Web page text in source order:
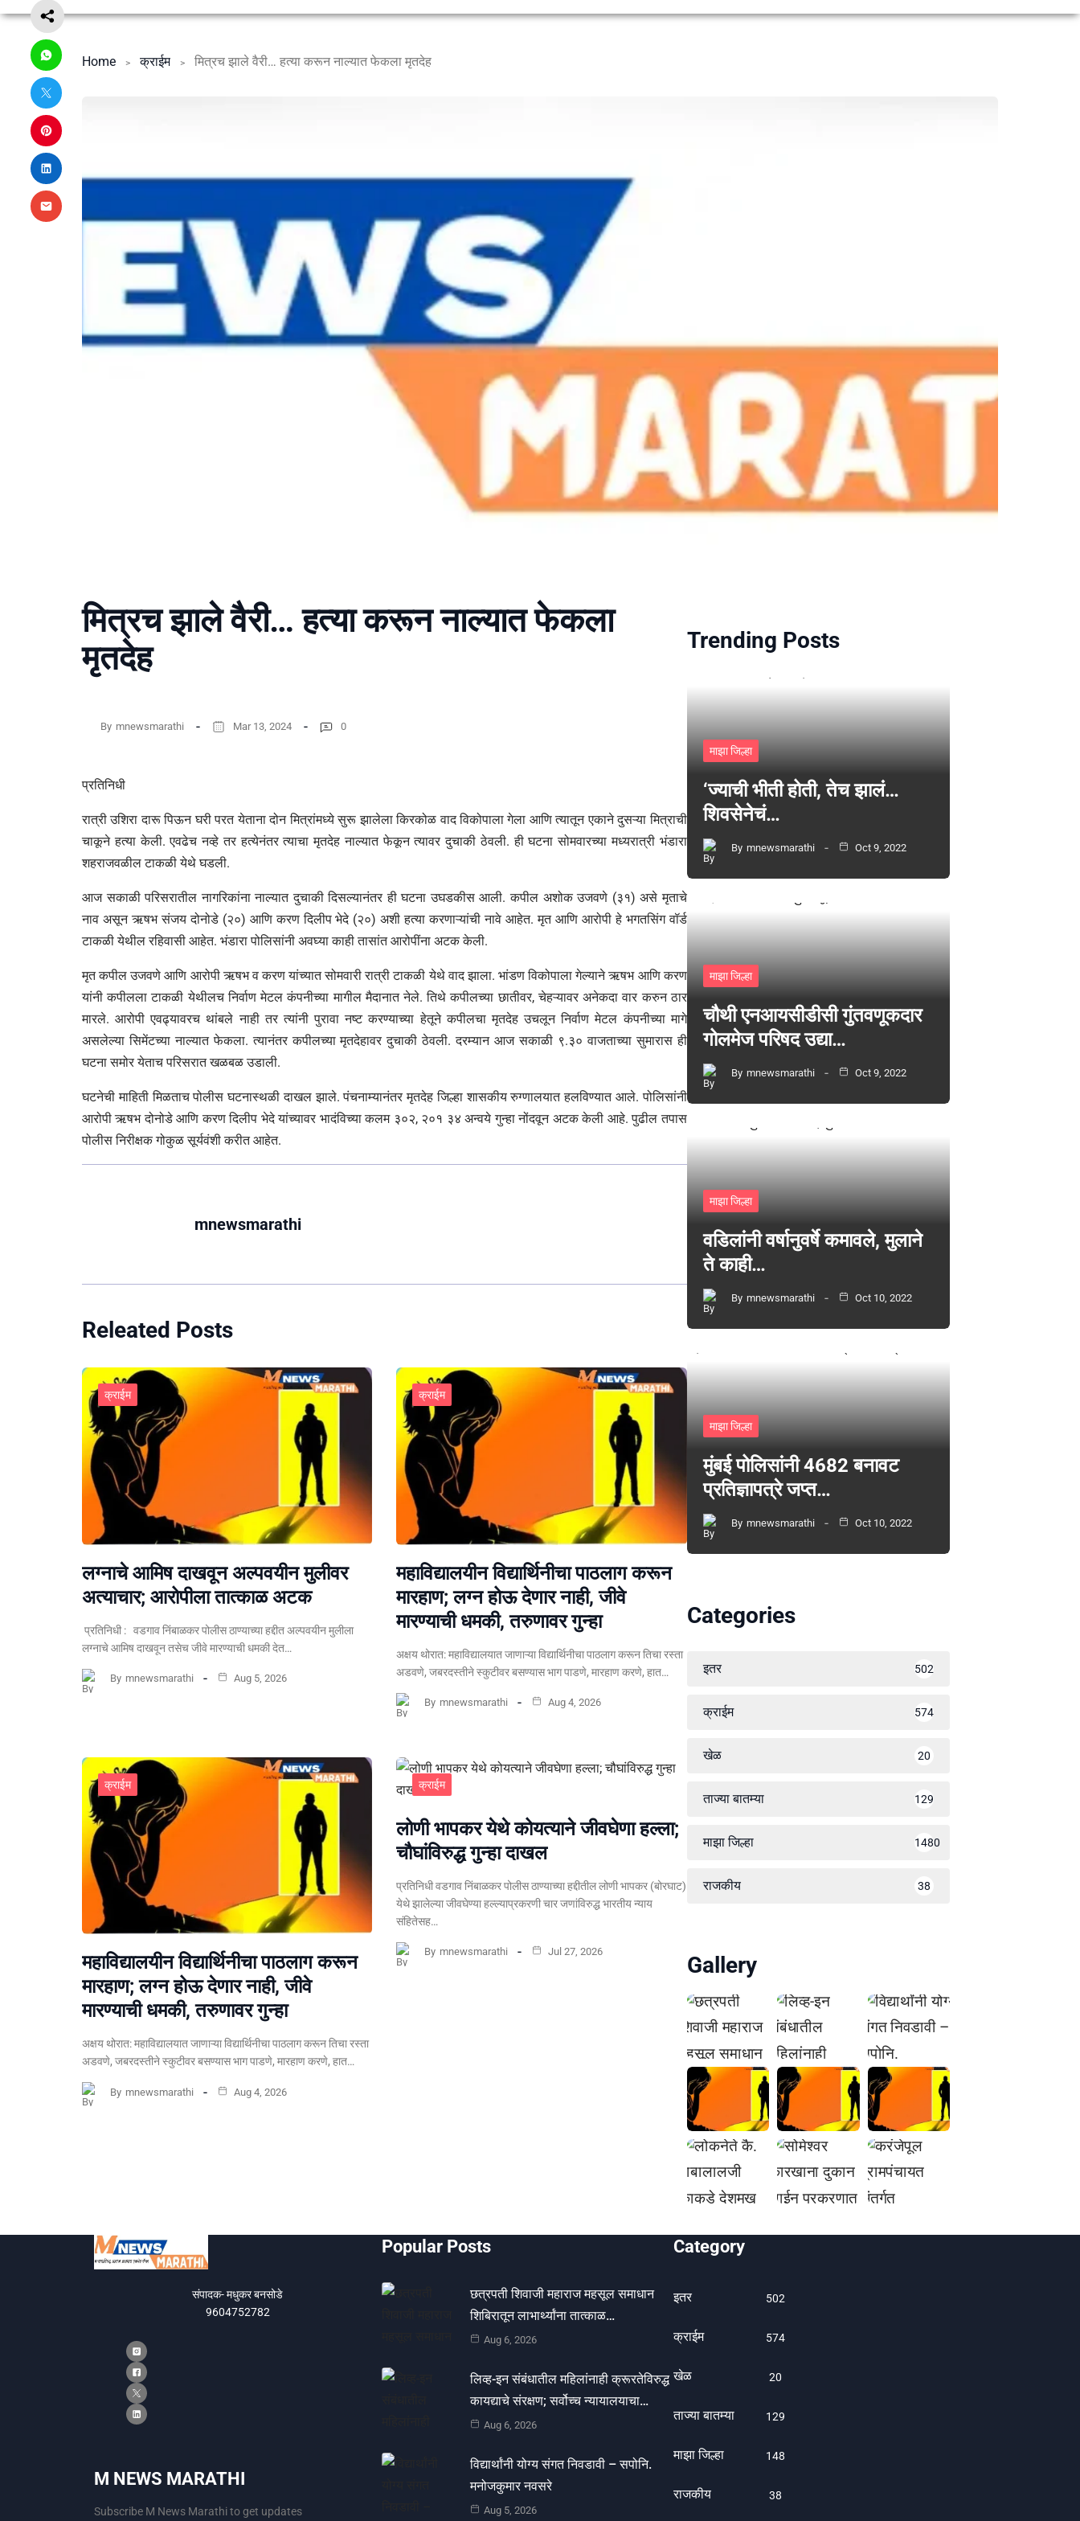
Home क्राईम मित्रच झाले वैरी… हत्या करून नाल्यात फेकला मृतदेह
मित्रच झाले वैरी… हत्या करून नाल्यात फेकला
मृतदेह
By mnewsmarathi Mar 13, 2024 0
प्रतिनिधी
रात्री उशिरा दारू पिऊन घरी परत येताना दोन मित्रांमध्ये सुरू झालेला किरकोळ वाद विकोपाला गेला आणि त्यातून एकाने दुसऱ्या मित्राची
चाकूने हत्या केली. एवढेच नव्हे तर हत्येनंतर त्याचा मृतदेह नाल्यात फेकून त्यावर दुचाकी ठेवली. ही घटना सोमवारच्या मध्यरात्री भंडारा
शहराजवळील टाकळी येथे घडली.
आज सकाळी परिसरातील नागरिकांना नाल्यात दुचाकी दिसल्यानंतर ही घटना उघडकीस आली. कपील अशोक उजवणे (३१) असे मृताचे
नाव असून ऋषभ संजय दोनोडे (२०) आणि करण दिलीप भेदे (२०) अशी हत्या करणाऱ्यांची नावे आहेत. मृत आणि आरोपी हे भगतसिंग वॉर्ड
टाकळी येथील रहिवासी आहेत. भंडारा पोलिसांनी अवघ्या काही तासांत आरोपींना अटक केली.
मृत कपील उजवणे आणि आरोपी ऋषभ व करण यांच्यात सोमवारी रात्री टाकळी येथे वाद झाला. भांडण विकोपाला गेल्याने ऋषभ आणि करण
यांनी कपीलला टाकळी येथीलच निर्वाण मेटल कंपनीच्या मागील मैदानात नेले. तिथे कपीलच्या छातीवर, चेहऱ्यावर अनेकदा वार करुन ठार
मारले. आरोपी एवढ्यावरच थांबले नाही तर त्यांनी पुरावा नष्ट करण्याच्या हेतूने कपीलचा मृतदेह उचलून निर्वाण मेटल कंपनीच्या मागे
असलेल्या सिमेंटच्या नाल्यात फेकला. त्यानंतर कपीलच्या मृतदेहावर दुचाकी ठेवली. दरम्यान आज सकाळी ९.३० वाजताच्या सुमारास ही
घटना समोर येताच परिसरात खळबळ उडाली.
घटनेची माहिती मिळताच पोलीस घटनास्थळी दाखल झाले. पंचनाम्यानंतर मृतदेह जिल्हा शासकीय रुग्णालयात हलविण्यात आले. पोलिसांनी
आरोपी ऋषभ दोनोडे आणि करण दिलीप भेदे यांच्यावर भादंविच्या कलम ३०२, २०१ ३४ अन्वये गुन्हा नोंदवून अटक केली आहे. पुढील तपास
पोलीस निरीक्षक गोकुळ सूर्यवंशी करीत आहेत.
mnewsmarathi
Releated Posts
क्राईम
लग्नाचे आमिष दाखवून अल्पवयीन मुलीवर
अत्याचार; आरोपीला तात्काळ अटक
प्रतिनिधी : वडगाव निंबाळकर पोलीस ठाण्याच्या हद्दीत अल्पवयीन मुलीला
लग्नाचे आमिष दाखवून तसेच जीवे मारण्याची धमकी देत…
By mnewsmarathi Aug 5, 2026
क्राईम
महाविद्यालयीन विद्यार्थिनीचा पाठलाग करून
मारहाण; लग्न होऊ देणार नाही, जीवे
मारण्याची धमकी, तरुणावर गुन्हा
अक्षय थोरात: महाविद्यालयात जाणाऱ्या विद्यार्थिनीचा पाठलाग करून तिचा रस्ता
अडवणे, जबरदस्तीने स्कुटीवर बसण्यास भाग पाडणे, मारहाण करणे, हात…
By mnewsmarathi Aug 4, 2026
क्राईम
महाविद्यालयीन विद्यार्थिनीचा पाठलाग करून
मारहाण; लग्न होऊ देणार नाही, जीवे
मारण्याची धमकी, तरुणावर गुन्हा
अक्षय थोरात: महाविद्यालयात जाणाऱ्या विद्यार्थिनीचा पाठलाग करून तिचा रस्ता
अडवणे, जबरदस्तीने स्कुटीवर बसण्यास भाग पाडणे, मारहाण करणे, हात…
By mnewsmarathi Aug 4, 2026
क्राईम
लोणी भापकर येथे कोयत्याने जीवघेणा हल्ला;
चौघांविरुद्ध गुन्हा दाखल
प्रतिनिधी वडगाव निंबाळकर पोलीस ठाण्याच्या हद्दीतील लोणी भापकर (बोरघाट)
येथे झालेल्या जीवघेण्या हल्ल्याप्रकरणी चार जणांविरुद्ध भारतीय न्याय
संहितेसह…
By mnewsmarathi Jul 27, 2026
Trending Posts
माझा जिल्हा
‘ज्याची भीती होती, तेच झालं…
शिवसेनेचं…
By mnewsmarathi Oct 9, 2022
माझा जिल्हा
चौथी एनआयसीडीसी गुंतवणूकदार
गोलमेज परिषद उद्या…
By mnewsmarathi Oct 9, 2022
माझा जिल्हा
वडिलांनी वर्षानुवर्षे कमावले, मुलाने
ते काही…
By mnewsmarathi Oct 10, 2022
माझा जिल्हा
मुंबई पोलिसांनी 4682 बनावट
प्रतिज्ञापत्रे जप्त…
By mnewsmarathi Oct 10, 2022
Categories
इतर 502
क्राईम 574
खेळ 20
ताज्या बातम्या 129
माझा जिल्हा 1480
राजकीय 38
Gallery
संपादक- मधुकर बनसोडे
9604752782
M NEWS MARATHI
Subscribe M News Marathi to get updates
Popular Posts
छत्रपती शिवाजी महाराज महसूल समाधान
शिबिरातून लाभार्थ्यांना तात्काळ…
Aug 6, 2026
लिव्ह-इन संबंधातील महिलांनाही क्रूरतेविरुद्ध
कायद्याचे संरक्षण; सर्वोच्च न्यायालयाचा…
Aug 6, 2026
विद्यार्थांनी योग्य संगत निवडावी – सपोनि.
मनोजकुमार नवसरे
Aug 5, 2026
Category
इतर 502
क्राईम 574
खेळ 20
ताज्या बातम्या 129
माझा जिल्हा 1480
राजकीय 38